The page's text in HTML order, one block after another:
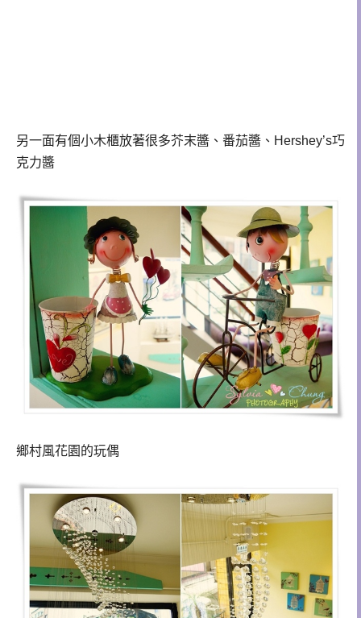
另一面有個小木櫃放著很多芥末醬、番茄醬、Hershey’s巧
克力醬
鄉村風花園的玩偶